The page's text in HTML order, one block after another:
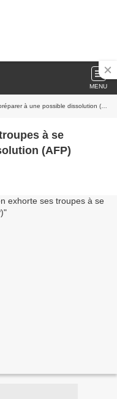
MENU
à une possible dissolution (AFP)
à se
(AFP)